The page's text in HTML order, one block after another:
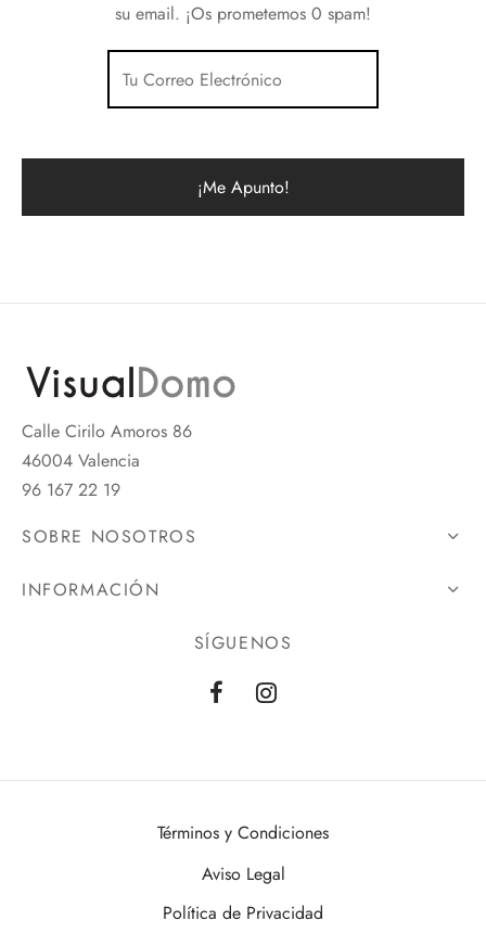
su email. ¡Os prometemos 0 spam!
Calle Cirilo Amoros 86
46004 Valencia
96 167 22 19
SOBRE NOSOTROS
INFORMACIÓN
SÍGUENOS
Términos y Condiciones
Aviso Legal
Política de Privacidad